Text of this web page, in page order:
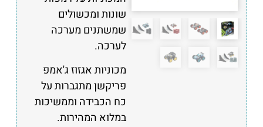
שונות ומכשולים
שמשתנים מערכה
לערכה.
מכוניות אגזוז ג'אמפ
פריקשן מתגברות על
כח הכבידה וממשיכות
במלוא המהירות.